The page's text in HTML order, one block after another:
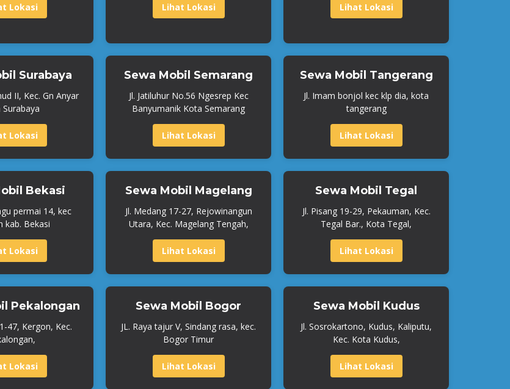
Lokasi Lihat Lokasi Lihat Lokasi
Surabaya
II, Kec. Gn Anyar
Surabaya
Lokasi
Sewa Mobil Semarang
Jl. Jatiluhur No.56 Ngesrep Kec
Banyumanik Kota Semarang
Lihat Lokasi
Sewa Mobil Tangerang
Jl. Imam bonjol kec klp dia, kota
tangerang
Lihat Lokasi
Bekasi
permai 14, kec
kab. Bekasi
Lokasi
Sewa Mobil Magelang
Jl. Medang 17-27, Rejowinangun
Utara, Kec. Magelang Tengah,
Lihat Lokasi
Sewa Mobil Tegal
Jl. Pisang 19-29, Pekauman, Kec.
Tegal Bar., Kota Tegal,
Lihat Lokasi
Pekalongan
47, Kergon, Kec.
Lokasi
Sewa Mobil Bogor
JL. Raya tajur V, Sindang rasa, kec.
Bogor Timur
Lihat Lokasi
Sewa Mobil Kudus
Jl. Sosrokartono, Kudus, Kaliputu,
Kec. Kota Kudus,
Lihat Lokasi